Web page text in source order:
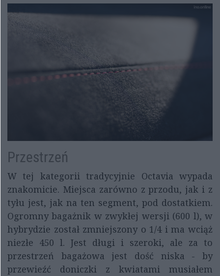
Przestrzeń
W tej kategorii tradycyjnie Octavia wypada
znakomicie. Miejsca zarówno z przodu, jak i z
tyłu jest, jak na ten segment, pod dostatkiem.
Ogromny bagażnik w zwykłej wersji (600 l), w
hybrydzie został zmniejszony o 1/4 i ma wciąż
niezłe 450 l. Jest długi i szeroki, ale za to
przestrzeń bagażowa jest dość niska - by
przewieźć doniczki z kwiatami musiałem